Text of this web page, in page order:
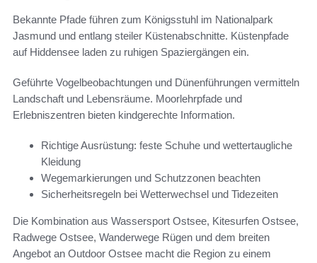
Bekannte Pfade führen zum Königsstuhl im Nationalpark
Jasmund und entlang steiler Küstenabschnitte. Küstenpfade
auf Hiddensee laden zu ruhigen Spaziergängen ein.
Geführte Vogelbeobachtungen und Dünenführungen vermitteln
Landschaft und Lebensräume. Moorlehrpfade und
Erlebniszentren bieten kindgerechte Information.
Richtige Ausrüstung: feste Schuhe und wettertaugliche
Kleidung
Wegemarkierungen und Schutzzonen beachten
Sicherheitsregeln bei Wetterwechsel und Tidezeiten
Die Kombination aus Wassersport Ostsee, Kitesurfen Ostsee,
Radwege Ostsee, Wanderwege Rügen und dem breiten
Angebot an Outdoor Ostsee macht die Region zu einem